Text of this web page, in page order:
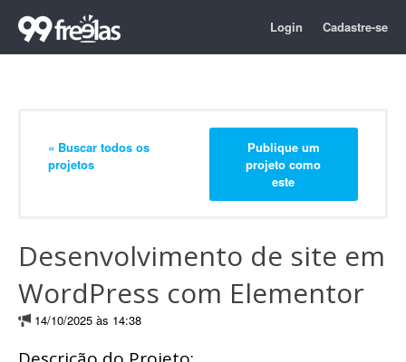
Login Cadastre-se
« Buscar todos os
projetos
Publique um
projeto como
este
Desenvolvimento de site em
WordPress com Elementor
14/10/2025 às 14:38